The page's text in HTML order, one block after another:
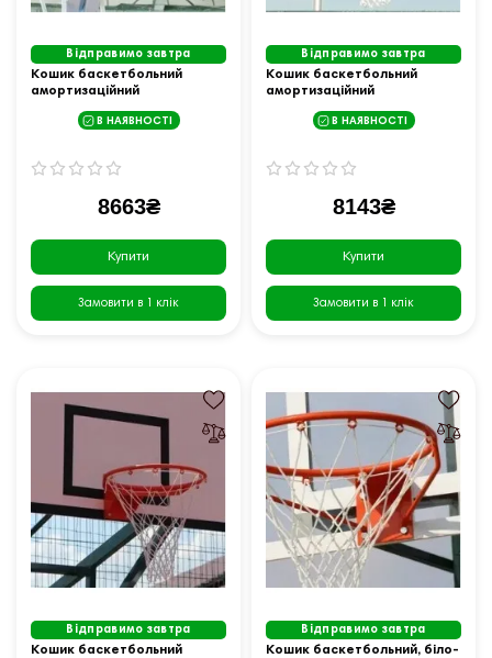
Відправимо завтра
Кошик баскетбольний
амортизаційний
В НАЯВНОСТІ
8663₴
Купити
Замовити в 1 клік
Відправимо завтра
Кошик баскетбольний
амортизаційний
В НАЯВНОСТІ
8143₴
Купити
Замовити в 1 клік
Відправимо завтра
Кошик баскетбольний
Відправимо завтра
Кошик баскетбольний, біло-